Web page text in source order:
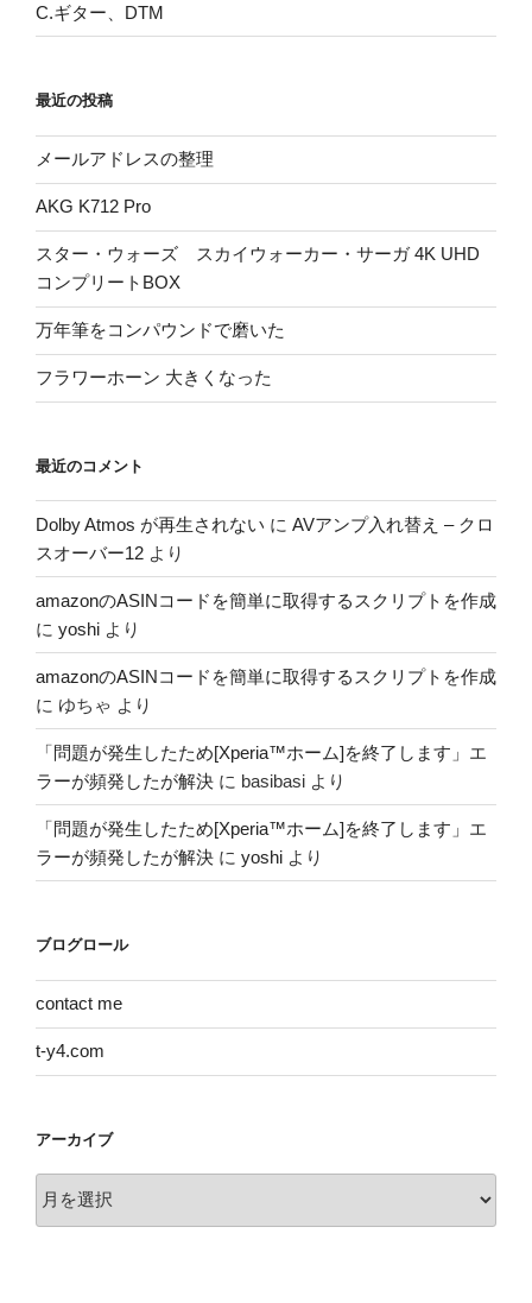
C.ギター、DTM
最近の投稿
メールアドレスの整理
AKG K712 Pro
スター・ウォーズ スカイウォーカー・サーガ 4K UHD
コンプリートBOX
万年筆をコンパウンドで磨いた
フラワーホーン 大きくなった
最近のコメント
Dolby Atmos が再生されない に AVアンプ入れ替え – クロ
スオーバー12 より
amazonのASINコードを簡単に取得するスクリプトを作成
に yoshi より
amazonのASINコードを簡単に取得するスクリプトを作成
に ゆちゃ より
「問題が発生したため[Xperia™ホーム]を終了します」エ
ラーが頻発したが解決 に basibasi より
「問題が発生したため[Xperia™ホーム]を終了します」エ
ラーが頻発したが解決 に yoshi より
ブログロール
contact me
t-y4.com
アーカイブ
ー